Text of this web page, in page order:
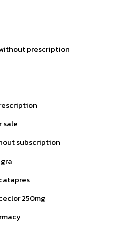
prescription
sale
subscription
250mg